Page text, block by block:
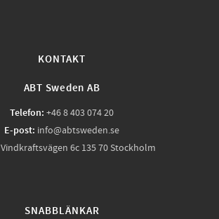
KONTAKT
ABT Sweden AB
Telefon: +46 8 403 074 20
E-post: info@abtsweden.se
Vindkraftsvägen 6c 135 70 Stockholm
SNABBLÄNKAR